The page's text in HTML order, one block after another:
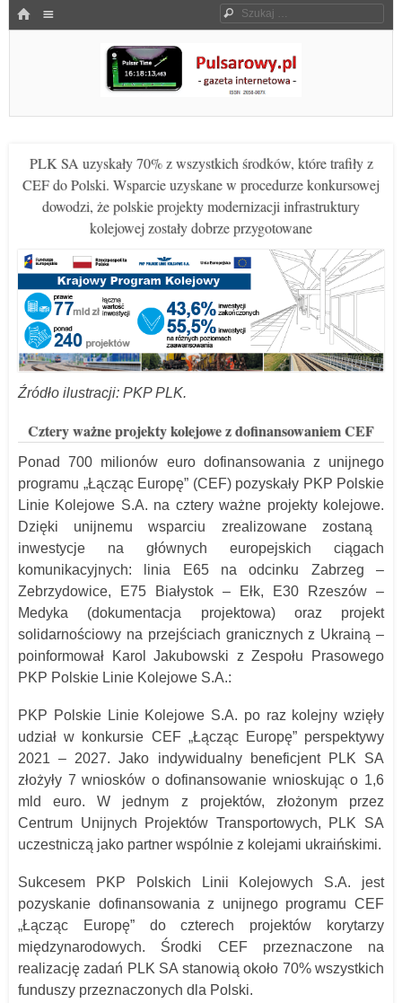
HOME Szukaj
Pulsarowy.pl
PLK SA uzyskały 70% z wszystkich środków, które trafiły z
CEF do Polski. Wsparcie uzyskane w procedurze konkursowej
dowodzi, że polskie projekty modernizacji infrastruktury
kolejowej zostały dobrze przygotowane
Źródło ilustracji: PKP PLK.
Cztery ważne projekty kolejowe z dofinansowaniem CEF
Ponad 700 milionów euro dofinansowania z unijnego
programu „Łącząc Europę” (CEF) pozyskały PKP Polskie
Linie Kolejowe S.A. na cztery ważne projekty kolejowe.
Dzięki unijnemu wsparciu zrealizowane zostaną
inwestycje na głównych europejskich ciągach
komunikacyjnych: linia E65 na odcinku Zabrzeg –
Zebrzydowice, E75 Białystok – Ełk, E30 Rzeszów –
Medyka (dokumentacja projektowa) oraz projekt
solidarnościowy na przejściach granicznych z Ukrainą –
poinformował Karol Jakubowski z Zespołu Prasowego
PKP Polskie Linie Kolejowe S.A.:
PKP Polskie Linie Kolejowe S.A. po raz kolejny wzięły
udział w konkursie CEF „Łącząc Europę” perspektywy
2021 – 2027. Jako indywidualny beneficjent PLK SA
złożyły 7 wniosków o dofinansowanie wnioskując o 1,6
mld euro. W jednym z projektów, złożonym przez
Centrum Unijnych Projektów Transportowych, PLK SA
uczestniczą jako partner wspólnie z kolejami ukraińskimi.
Sukcesem PKP Polskich Linii Kolejowych S.A. jest
pozyskanie dofinansowania z unijnego programu CEF
„Łącząc Europę” do czterech projektów korytarzy
międzynarodowych. Środki CEF przeznaczone na
realizację zadań PLK SA stanowią około 70% wszystkich
funduszy przeznaczonych dla Polski.